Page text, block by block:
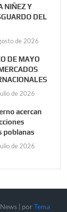
NIÑEZ Y
DEL
de 2026
DE MAYO
de 2026
acercan
poblanas
de 2026
| por Tema